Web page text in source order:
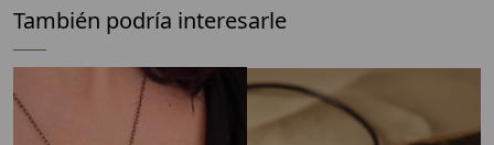
También podría interesarle